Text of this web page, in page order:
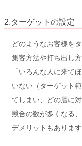
2.ターゲットの設定
どのようなお客様を
集客方法や打ち出し
「いろんな人に来て
いない（ターゲット
てしまい、どの層に
競合の数が多くなる
デメリットもあります